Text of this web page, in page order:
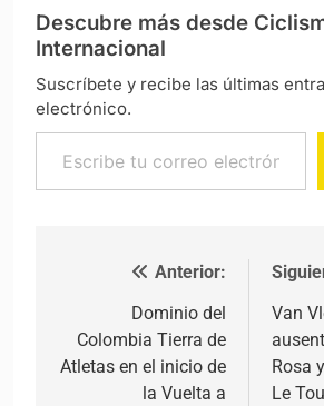
Descubre más desde
Internacional
Suscríbete y recibe las últimas
electrónico.
Escribe tu correo electrónico…
Navegación de
Anterior:
Dominio del
Colombia Tierra de
Atletas en el inicio de
la Vuelta a
Van
Rosa
Le